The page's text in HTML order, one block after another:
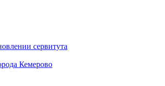
сервитута
Кемерово